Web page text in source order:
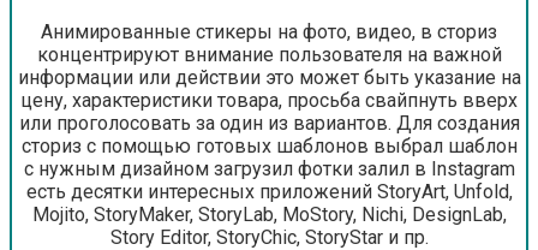
Анимированные стикеры на фото, видео, в сториз
концентрируют внимание пользователя на важной
информации или действии это может быть указание на
цену, характеристики товара, просьба свайпнуть вверх
или проголосовать за один из вариантов. Для создания
сториз с помощью готовых шаблонов выбрал шаблон
с нужным дизайном загрузил фотки залил в Instagram
есть десятки интересных приложений StoryArt, Unfold,
Mojito, StoryMaker, StoryLab, MoStory, Nichi, DesignLab,
Story Editor, StoryChic, StoryStar и пр.